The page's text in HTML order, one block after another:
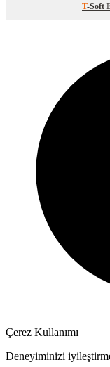
T-Soft
Çerez Kullanımı
Deneyiminizi